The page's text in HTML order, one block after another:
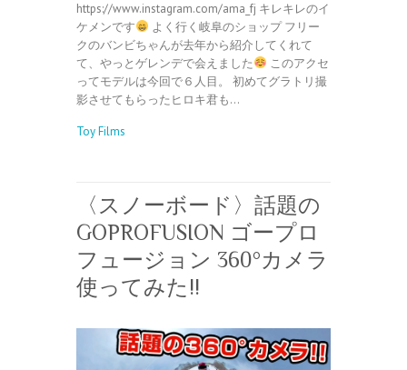
https://www.instagram.com/ama_fj キレキレのイ
ケメンです
よく行く岐阜のショップ フリー
クのバンビちゃんが去年から紹介してくれて
て、やっとゲレンデで会えました
このアクセ
ってモデルは今回で６人目。 初めてグラトリ撮
影させてもらったヒロキ君も…
Toy Films
〈スノーボード〉話題の
GOPROFUSION ゴープロ
フュージョン 360°カメラ
使ってみた!!